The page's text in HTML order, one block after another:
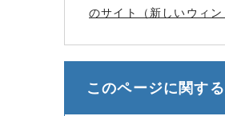
のサイト（新しいウィン
このページに関する